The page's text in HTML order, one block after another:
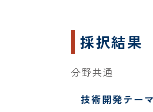
採択結果
分野共通
技術開発テーマ